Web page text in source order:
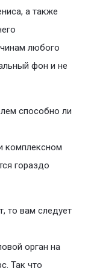
а также
любого
фон и не
способно ли
комплексном
гораздо
то вам следует
орган на
Так что